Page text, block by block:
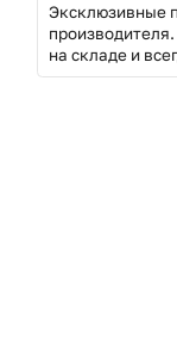
Эксклюзивные
на складе и